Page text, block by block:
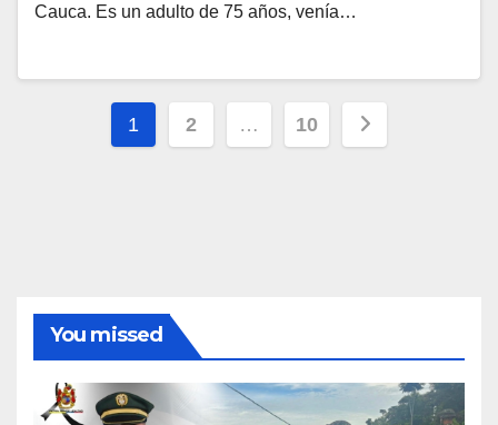
Cauca. Es un adulto de 75 años, venía…
Paginación
1 2 … 10
You missed